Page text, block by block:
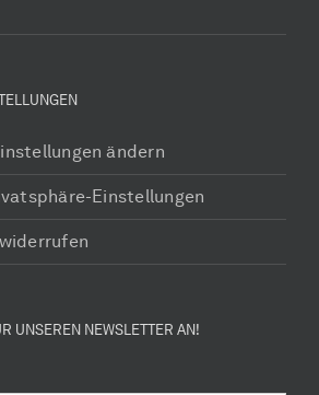
ändern
Einstellungen
UNSEREN NEWSLETTER AN!